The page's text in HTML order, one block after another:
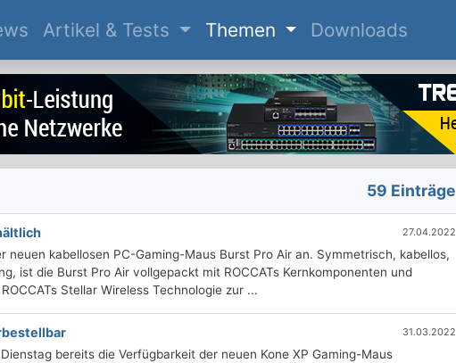
(current)
Artikel & Tests Themen Downloads
59 Einträge
27.04.2022
neuen kabellosen PC-Gaming-Maus Burst Pro Air an. Symmetrisch, kabellos,
ist die Burst Pro Air vollgepackt mit ROCCATs Kernkomponenten und
Stellar Wireless Technologie zur ...
31.03.2022
bereits die Verfügbarkeit der neuen Kone XP Gaming-Maus